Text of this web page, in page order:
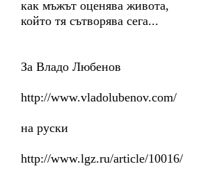
как мъжът оценява живота,
който тя сътворява сега...
За Владо Любенов
http://www.vladolubenov.com/
на руски
http://www.lgz.ru/article/10016/